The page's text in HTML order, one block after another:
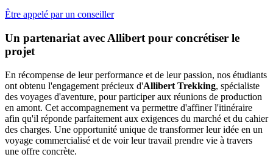
Être appelé par un conseiller
Un partenariat avec Allibert pour concrétiser le
projet
En récompense de leur performance et de leur passion, nos étudiants
ont obtenu l'engagement précieux d'Allibert Trekking, spécialiste
des voyages d'aventure, pour participer aux réunions de production
en amont. Cet accompagnement va permettre d'affiner l'itinéraire
afin qu'il réponde parfaitement aux exigences du marché et du cahier
des charges. Une opportunité unique de transformer leur idée en un
voyage commercialisé et de voir leur travail prendre vie à travers
une offre concrète.